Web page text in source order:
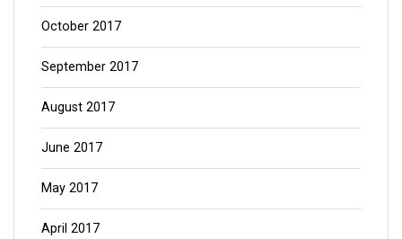
October 2017
September 2017
August 2017
June 2017
May 2017
April 2017